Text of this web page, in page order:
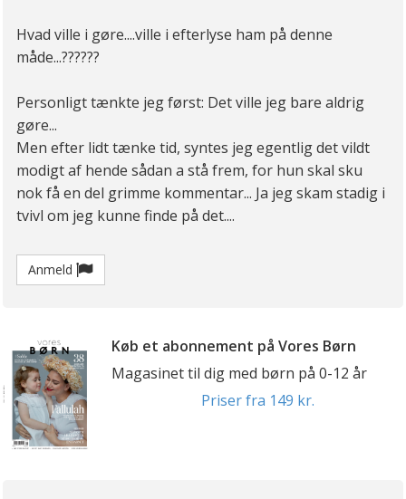
Hvad ville i gøre....ville i efterlyse ham på denne
måde...??????
Personligt tænkte jeg først: Det ville jeg bare aldrig
gøre...
Men efter lidt tænke tid, syntes jeg egentlig det vildt
modigt af hende sådan a stå frem, for hun skal sku
nok få en del grimme kommentar... Ja jeg skam stadig i
tvivl om jeg kunne finde på det....
Anmeld
Køb et abonnement på Vores Børn
Magasinet til dig med børn på 0-12 år
Priser fra 149 kr.